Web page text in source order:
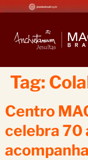
Tag:
Centro
celebra 70